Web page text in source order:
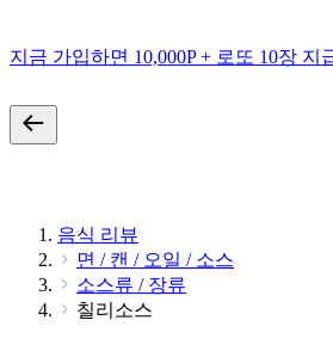
지금 가입하면 10,000P + 로또 10장 지
음식 리뷰
면 / 캔 / 오일 / 소스
소스류 / 장류
칠리소스